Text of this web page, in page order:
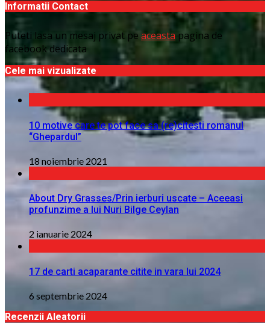
Informatii Contact
Puteti lasa un mesaj privat pe aceasta pagina de
facebook dedicata
Cele mai vizualizate
10 motive care te pot face sa (re)citesti romanul
“Ghepardul”
18 noiembrie 2021
About Dry Grasses/Prin ierburi uscate – Aceeasi
profunzime a lui Nuri Bilge Ceylan
2 ianuarie 2024
17 de carti acaparante citite in vara lui 2024
6 septembrie 2024
Recenzii Aleatorii